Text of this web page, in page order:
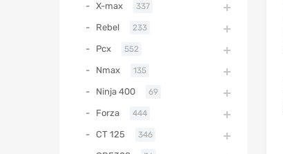
X-max 337
Rebel 233
Pcx 552
Nmax 135
Ninja 400 69
Forza 444
CT 125 346